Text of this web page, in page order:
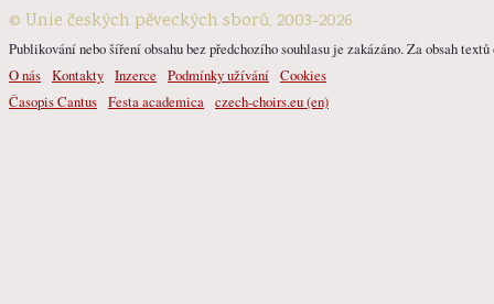
© Unie českých pěveckých sborů, 2003-2026
Publikování nebo šíření obsahu bez předchozího souhlasu je zakázáno. Za obsah
O nás Kontakty Inzerce Podmínky užívání Cookies
Časopis Cantus Festa academica czech-choirs.eu (en)